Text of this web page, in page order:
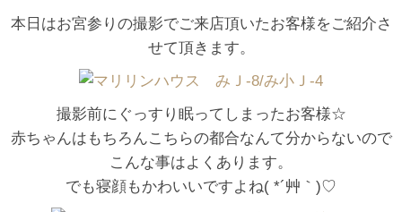
本日はお宮参りの撮影でご来店頂いたお客様をご紹介さ
せて頂きます。
撮影前にぐっすり眠ってしまったお客様☆
赤ちゃんはもちろんこちらの都合なんて分からないので
こんな事はよくあります。
でも寝顔もかわいいですよね( *´艸｀)♡